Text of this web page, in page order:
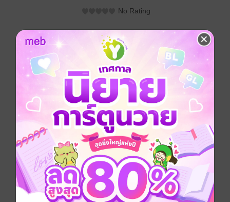
No Rating
อยากได้ ซื้อเป็นของขวัญ แชร์
ข่าวหุ้น วันศุกร์ที่ 12 มีนาคม พ.ศ.2564
ประเภทไฟล์
วันที่วางขาย 11 มีนาคม 2564
ความยาว
ราคาปก 15 บาท